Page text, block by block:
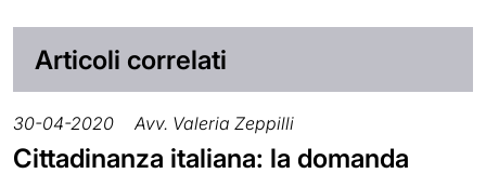
Articoli correlati
30-04-2020 Avv. Valeria Zeppilli
Cittadinanza italiana: la domanda